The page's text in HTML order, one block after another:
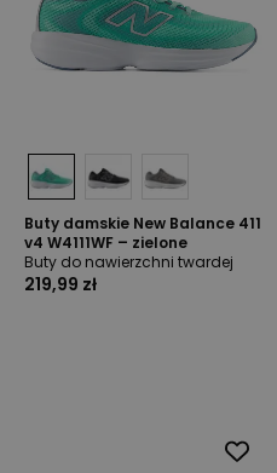
Buty damskie New Balance 411
v4 W4111WF – zielone
Buty do nawierzchni twardej
219,99 zł